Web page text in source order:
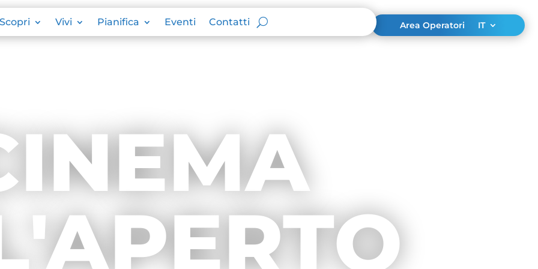
Scopri Vivi Pianifica Eventi Contatti Area Operatori IT